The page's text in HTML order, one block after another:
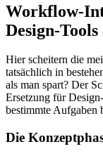
Workflow-
Design-
Hier scheitern die
tatsächlich in
als man spart? Der
Ersetzung für
bestimmte Aufgaben
Die